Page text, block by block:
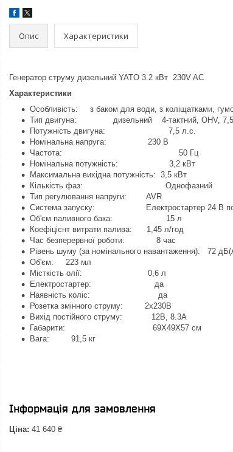
Опис Характеристики
Генератор струму дизельний YATO 3.2 кВт 230V AC
Характеристики
Особливість: з баком для води, з коліщатками,
Тип двигуна: дизельний 4-тактний, OHV, 7,5
Потужність двигуна: 7,5 л.с.
Номінальна напруга: 230 В
Частота: 50 Гц
Номінальна потужність: 3,2 кВт
Максимальна вихідна потужність: 3,5 кВт
Кількість фаз: Однофазний
Тип регулювання напруги: AVR
Система запуску: Електростартер 24 В
Об'єм паливного бака: 15 л
Коефіцієнт витрати палива: 1,45 л/год
Час безперервної роботи: 8 час
Рівень шуму (за номінального навантаження): 72
Об'єм: 223 мл
Місткість олії: 0,6 л
Електростартер: да
Наявність коліс: да
Розетка змінного струму: 2х230В
Вихід постійного струму: 12В, 8.3А
Габарити: 69X49X57 см
Вага: 91,5 кг
Інформація для замовлення
Ціна: 41 640 ₴